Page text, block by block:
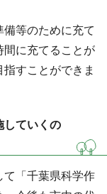
等のために充て
間に充てることが
すことができま
していくの
「千葉県科学作